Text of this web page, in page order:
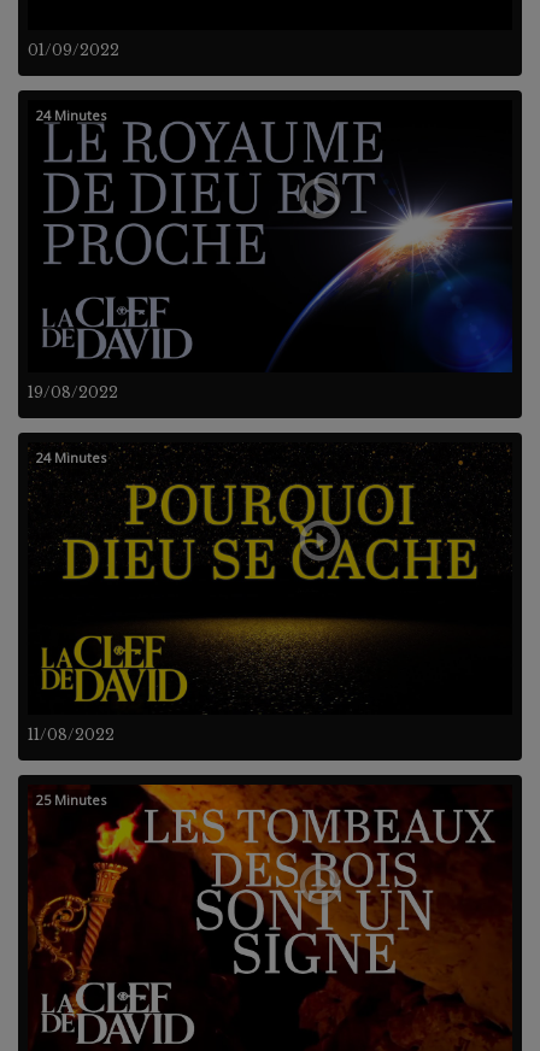
01/09/2022
19/08/2022
24 Minutes
11/08/2022
24 Minutes
25 Minutes